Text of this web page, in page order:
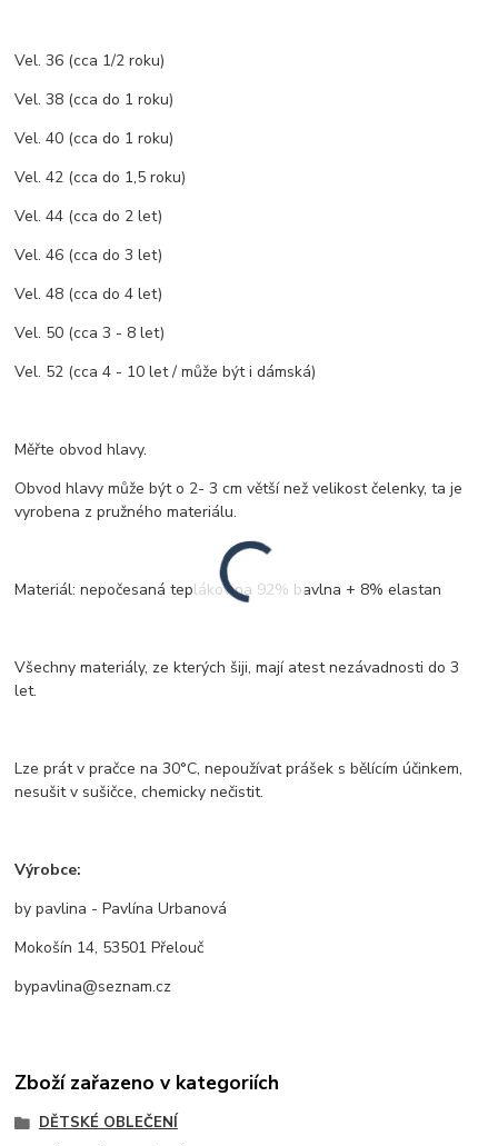
Vel. 36 (cca 1/2 roku)
Vel. 38 (cca do 1 roku)
Vel. 40 (cca do 1 roku)
Vel. 42 (cca do 1,5 roku)
Vel. 44 (cca do 2 let)
Vel. 46 (cca do 3 let)
Vel. 48 (cca do 4 let)
Vel. 50 (cca 3 - 8 let)
Vel. 52 (cca 4 - 10 let / může být i dámská)
Měřte obvod hlavy.
Obvod hlavy může být o 2- 3 cm větší než velikost čelenky, ta je
vyrobena z pružného materiálu.
Materiál: nepočesaná teplákovina 92% bavlna + 8% elastan
Všechny materiály, ze kterých šiji, mají atest nezávadnosti do 3
let.
Lze prát v pračce na 30°C, nepoužívat prášek s bělícím účinkem,
nesušit v sušičce, chemicky nečistit.
Výrobce:
by pavlina - Pavlína Urbanová
Mokošín 14, 53501 Přelouč
bypavlina@seznam.cz
Zboží zařazeno v kategoriích
DĚTSKÉ OBLEČENÍ